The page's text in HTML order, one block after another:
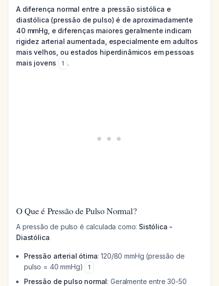
A diferença normal entre a pressão sistólica e
diastólica (pressão de pulso) é de aproximadamente
40 mmHg, e diferenças maiores geralmente indicam
rigidez arterial aumentada, especialmente em adultos
mais velhos, ou estados hiperdinâmicos em pessoas
mais jovens
1 .
O Que é Pressão de Pulso Normal?
A pressão de pulso é calculada como: Sistólica -
Diastólica
Pressão arterial ótima: 120/80 mmHg (pressão de
pulso = 40 mmHg)
1
Pressão de pulso normal: Geralmente entre 30-50